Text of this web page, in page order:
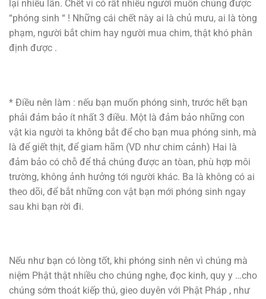
lại nhiều lần. Chết vì có rất nhiều người muốn chúng được
“phóng sinh “ ! Những cái chết này ai là chủ mưu, ai là tòng
phạm, người bắt chim hay người mua chim, thật khó phân
định được .
* Điều nên làm : nếu bạn muốn phóng sinh, trước hết bạn
phải đảm bảo ít nhất 3 điều. Một là đảm bảo những con
vật kia người ta không bắt để cho bạn mua phóng sinh, mà
là để giết thịt, để giam hãm (VD như chim cảnh) Hai là
đảm bảo có chỗ để thả chúng được an tòan, phù hợp môi
trường, không ảnh hưởng tới người khác. Ba là không có ai
theo dõi, để bắt những con vật bạn mới phóng sinh ngay
sau khi bạn rời đi.
Nếu như bạn có lòng tốt, khi phóng sinh nên vì chúng mà
niệm Phật thật nhiều cho chúng nghe, đọc kinh, quy y …cho
chúng sớm thoát kiếp thú, gieo duyên với Phật Pháp , như